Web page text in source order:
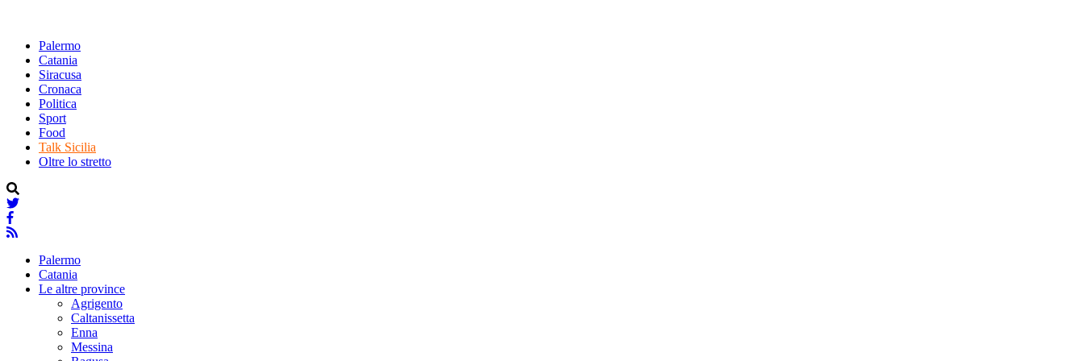
Palermo
Catania
Siracusa
Cronaca
Politica
Sport
Food
Talk Sicilia
Oltre lo stretto
Palermo
Catania
Le altre province
Agrigento
Caltanissetta
Enna
Messina